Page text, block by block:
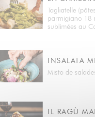
Tagliatelle
parmigiano 18
sublimées au
INSALATA
Misto de
IL RAGÙ